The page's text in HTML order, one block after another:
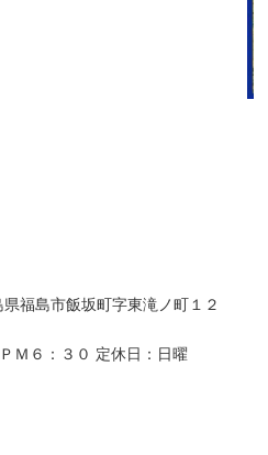
福島市飯坂町字東滝ノ町１２
Ｍ６：３０ 定休日：日曜